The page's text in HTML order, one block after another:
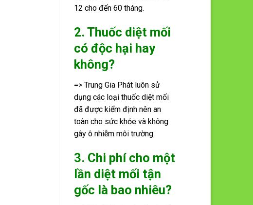
12 cho đến 60 tháng.
2. Thuốc diệt mối
có độc hại hay
không?
=> Trung Gia Phát luôn sử
dụng các loại thuốc diệt mối
đã được kiểm định nên an
toàn cho sức khỏe và không
gây ô nhiễm môi trường.
3. Chi phí cho một
lần diệt mối tận
gốc là bao nhiêu?